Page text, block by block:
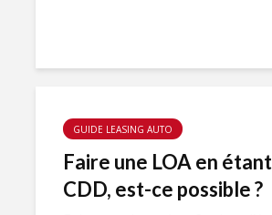
GUIDE LEASING AUTO
Faire une LOA en
CDD, est-ce possible ?